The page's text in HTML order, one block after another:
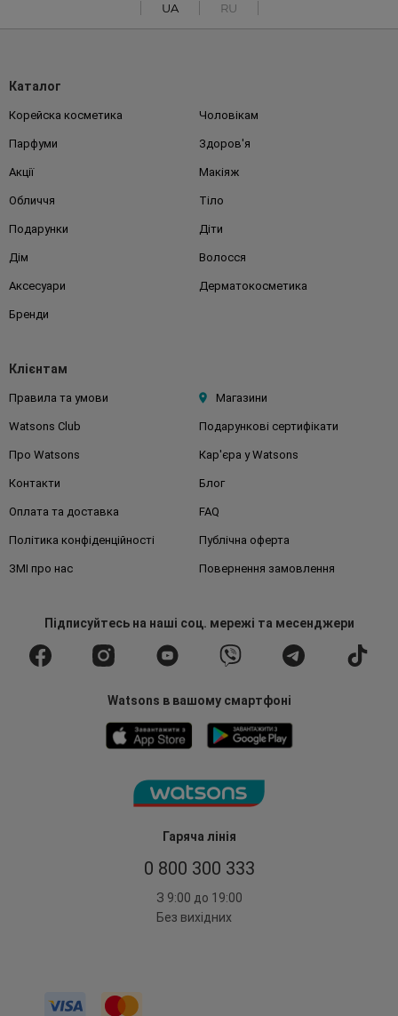
UA RU
Гаряча лінія
0 800 300 333
З 9:00 до 19:00
Без вихідних
Каталог
Корейска косметика Чоловікам
Парфуми Здоров'я
Акції Макіяж
Обличчя Тіло
Подарунки Діти
Дім Волосся
Аксесуари Дерматокосметика
Бренди
Клієнтам
Правила та умови Магазини
Watsons Club Подарункові сертифікати
Про Watsons Кар'єра у Watsons
Контакти Блог
Оплата та доставка FAQ
Політика конфіденційності Публічна оферта
ЗМІ про нас Повернення замовлення
Підписуйтесьна наші соц. мережі та месенджери
Watsons в вашому смартфоні